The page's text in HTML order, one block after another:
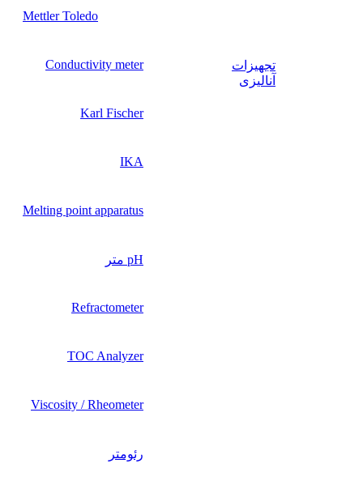
Mettler Toledo
تجهیزات
آنالیزی
Conductivity meter
Karl Fischer
IKA
Melting point apparatus
pH متر
Refractometer
TOC Analyzer
Viscosity / Rheometer
رئومتر